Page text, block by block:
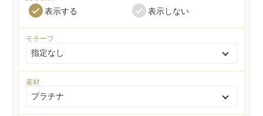
表示する 表示しない
モチーフ
素材